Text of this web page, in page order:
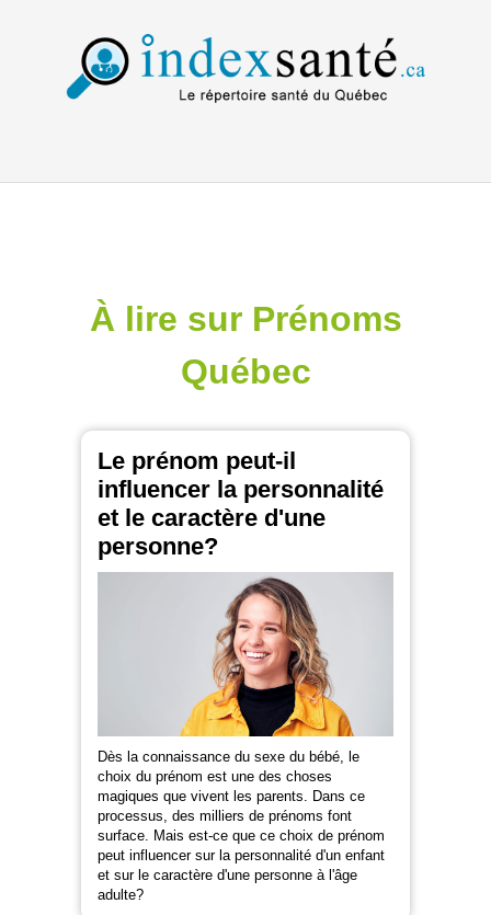
À lire sur Prénoms
Québec
Le prénom peut-il
influencer la personnalité
et le caractère d'une
personne?
Dès la connaissance du sexe du bébé, le
choix du prénom est une des choses
magiques que vivent les parents. Dans ce
processus, des milliers de prénoms font
surface. Mais est-ce que ce choix de prénom
peut influencer sur la personnalité d'un enfant
et sur le caractère d'une personne à l'âge
adulte?